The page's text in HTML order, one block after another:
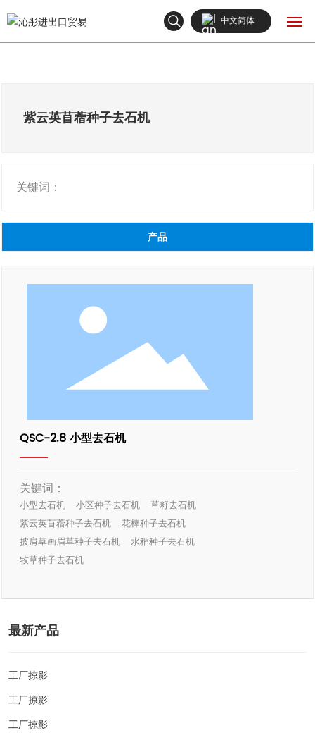
新闻中心
中文简体
紫云英苜蓿种子去石机
关键词：
产品
QSC-2.8 小型去石机
关键词：
小型去石机 小区种子去石机
草籽去石机
紫云英苜蓿种子去石机
花棒种子去石机
披肩草画眉草种子去石机
水稻种子去石机
牧草种子去石机
最新产品
工厂掠影
工厂掠影
工厂掠影